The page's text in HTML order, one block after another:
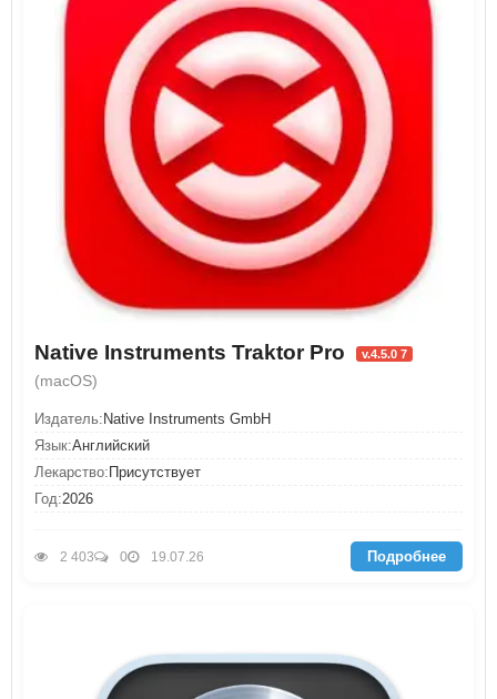
Native Instruments Traktor Pro v.4.5.0 7
(macOS)
Издатель: Native Instruments GmbH
Язык:Английский
Лекарство: Присутствует
Год:2026
2 403 0 19.07.26 Подробнее